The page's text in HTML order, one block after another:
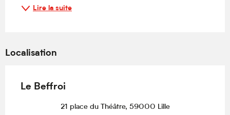
Lire la suite
Localisation
Le Beffroi
21 place du Théâtre, 59000 Lille